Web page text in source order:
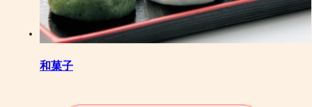
和菓子